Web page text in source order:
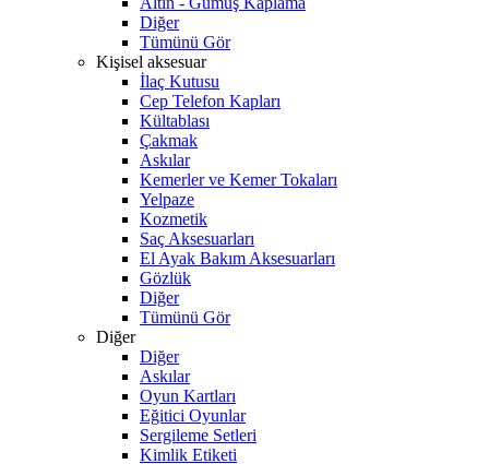
Diğer
Tümünü Gör
Kişisel aksesuar
İlaç Kutusu
Cep Telefon Kapları
Kültablası
Çakmak
Askılar
Kemerler ve Kemer Tokaları
Yelpaze
Kozmetik
Saç Aksesuarları
El Ayak Bakım Aksesuarları
Gözlük
Diğer
Tümünü Gör
Diğer
Diğer
Askılar
Oyun Kartları
Eğitici Oyunlar
Sergileme Setleri
Kimlik Etiketi